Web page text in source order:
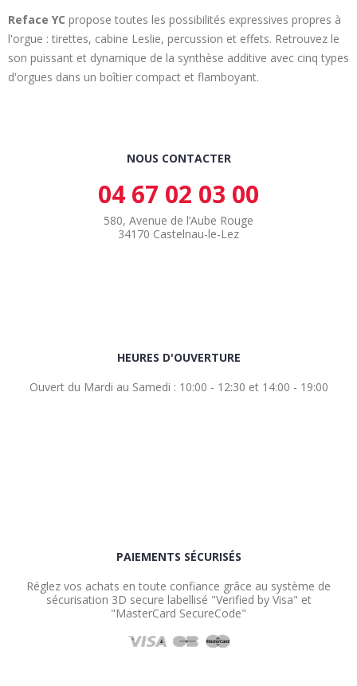
Reface YC propose toutes les possibilités expressives propres à
l'orgue : tirettes, cabine Leslie, percussion et effets. Retrouvez le
son puissant et dynamique de la synthèse additive avec cinq types
d'orgues dans un boîtier compact et flamboyant.
NOUS CONTACTER
04 67 02 03 00
580, Avenue de l’Aube Rouge
34170 Castelnau-le-Lez
HEURES D'OUVERTURE
Ouvert du Mardi au Samedi : 10:00 - 12:30 et 14:00 - 19:00
PAIEMENTS SÉCURISÉS
Réglez vos achats en toute confiance grâce au système de
sécurisation 3D secure labellisé "Verified by Visa" et
"MasterCard SecureCode"